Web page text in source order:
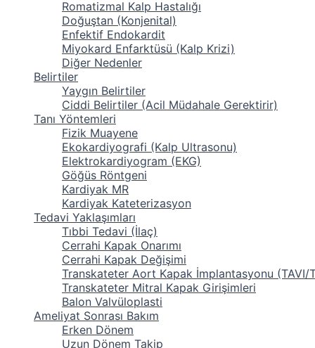
Romatizmal Kalp Hastalığı
Doğuştan (Konjenital)
Enfektif Endokardit
Miyokard Enfarktüsü (Kalp Krizi)
Diğer Nedenler
Belirtiler
Yaygın Belirtiler
Ciddi Belirtiler (Acil Müdahale Gerektirir)
Tanı Yöntemleri
Fizik Muayene
Ekokardiyografi (Kalp Ultrasonu)
Elektrokardiyogram (EKG)
Göğüs Röntgeni
Kardiyak MR
Kardiyak Kateterizasyon
Tedavi Yaklaşımları
Tıbbi Tedavi (İlaç)
Cerrahi Kapak Onarımı
Cerrahi Kapak Değişimi
Transkateter Aort Kapak İmplantasyonu (TAVI/
Transkateter Mitral Kapak Girişimleri
Balon Valvüloplasti
Ameliyat Sonrası Bakım
Erken Dönem
Uzun Dönem Takip